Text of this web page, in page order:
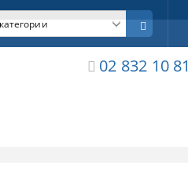
02 832 10 81